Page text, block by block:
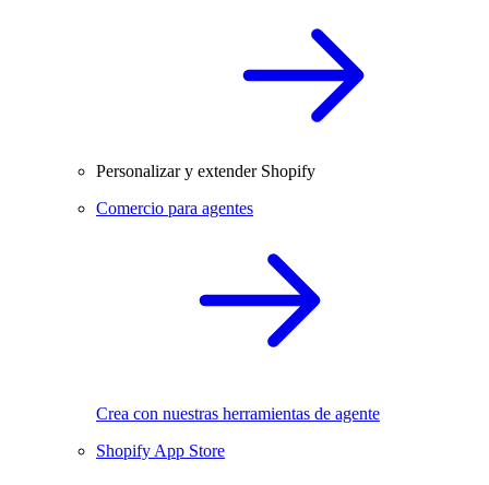
Personalizar y extender Shopify
Comercio para agentes
Crea con nuestras herramientas de agente
Shopify App Store